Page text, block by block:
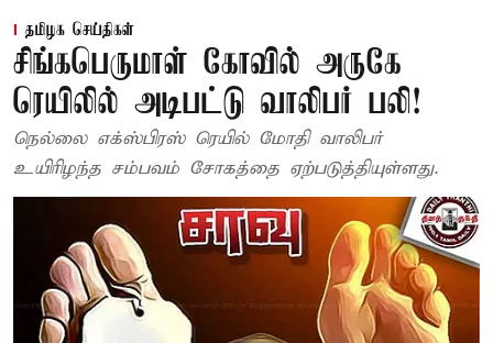
தமிழக செய்திகள்
சிங்கபெருமாள் கோவில் அருகே
ரெயிலில் அடிபட்டு வாலிபர் பலி!
நெல்லை எக்ஸ்பிரஸ் ரெயில் மோதி வாலிபர்
உயிரிழந்த சம்பவம் சோகத்தை ஏற்படுத்தியுள்ளது.